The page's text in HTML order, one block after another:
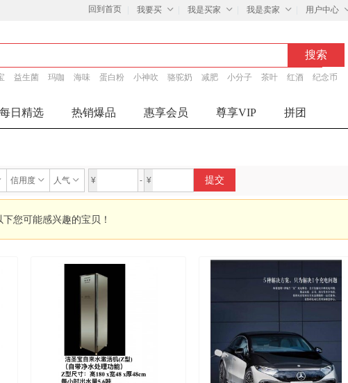
回到首页 我要买 我是买家 我是卖家 用户中心
益生菌 玛咖 海味 蛋白粉 小神吹 骆驼奶 减肥 小分子 茶叶 红酒 纪念币
每日精选 热销爆品 惠享会员 尊享VIP 拼团
信用度 人气 ¥ - ¥ 提交
您可能感兴趣的宝贝！